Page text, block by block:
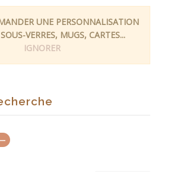
UNE PERSONNALISATION
VERRES, MUGS, CARTES...
IGNORER